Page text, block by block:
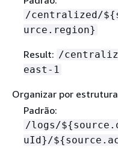
/centralized/${
urce.region}
Result: /
east-1
Organizar por
Padrão:
/logs/${
uId}/${